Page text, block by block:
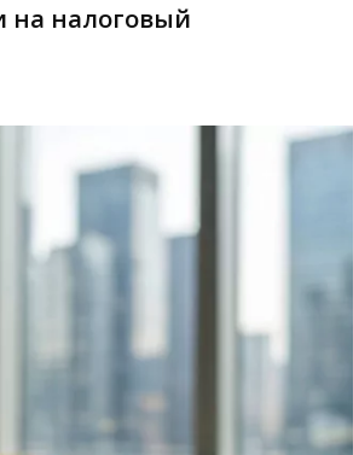
на налоговый